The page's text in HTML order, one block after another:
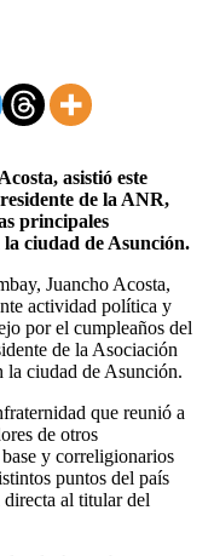
de la ANR,
principales
ciudad de Asunción.
Juancho Acosta,
actividad política y
por el cumpleaños del
de la Asociación
la ciudad de Asunción.
que reunió a
de otros
y correligionarios
puntos del país
directa al titular del